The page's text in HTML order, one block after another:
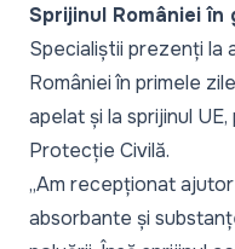
Sprijinul României
Specialiștii prezenți la
României în primele
apelat și la sprijinul
Protecție Civilă.
„Am recepționat
absorbante și